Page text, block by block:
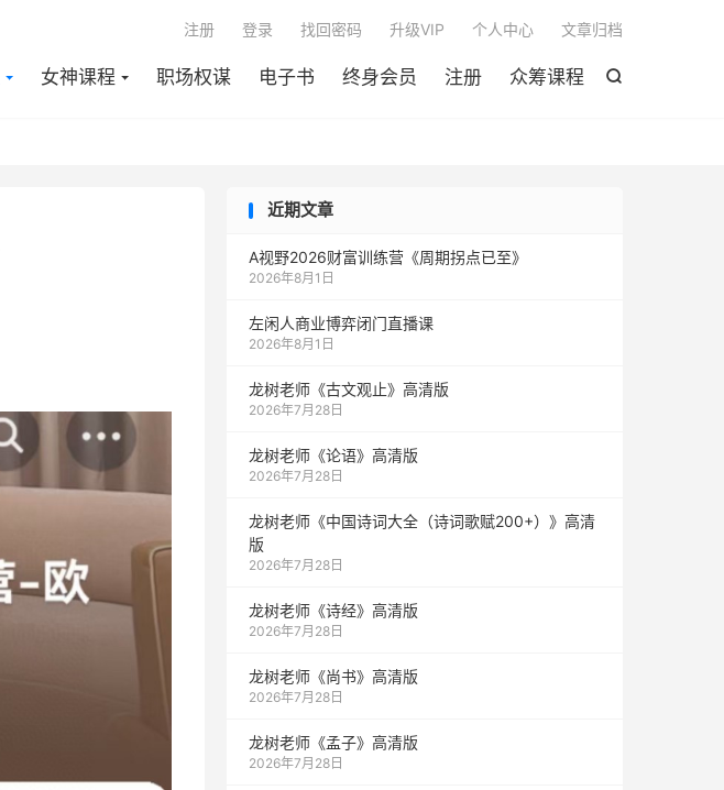

女神课程 职场权谋 电子书 终身会员 注册 众筹课程
注册 登录 找回密码 升级VIP 个人中心 文章归档
近期文章
A视野2026财富训练营《周期拐点已至》
2026年8月1日
左闲人商业博弈闭门直播课
2026年8月1日
龙树老师《古文观止》高清版
2026年7月28日
龙树老师《论语》高清版
2026年7月28日
龙树老师《中国诗词大全（诗词歌赋200+）》高清
版
2026年7月28日
龙树老师《诗经》高清版
2026年7月28日
龙树老师《尚书》高清版
2026年7月28日
龙树老师《孟子》高清版
2026年7月28日